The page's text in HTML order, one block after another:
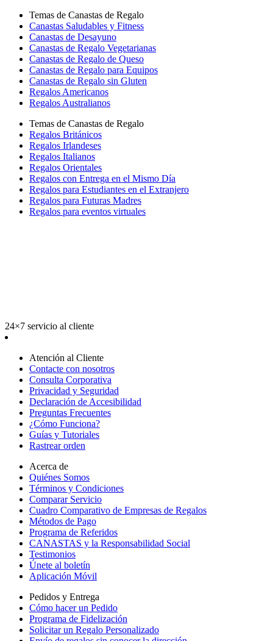
Temas de Canastas de Regalo
Canastas Saludables y Fitness
Canastas de Desayuno
Canastas de Regalo Vegetarianas
Canastas de Regalo de Queso
Canastas de Regalo para Equipos
Canastas de Regalo sin Gluten
Regalos Americanos
Regalos Australianos
Temas de Canastas de Regalo
Regalos Británicos
Regalos Irlandeses
Regalos Italianos
Regalos Orientales
Regalos con Entrega en el Mismo Día
Regalos para Estudiantes en el Extranjero
Regalos para Futuras Madres
Regalos para eventos virtuales
24×7 servicio al cliente
Atención al Cliente
Contacte con nosotros
Consulta Corporativa
Privacidad y Seguridad
Declaración de Accesibilidad
Preguntas Frecuentes
¿Cómo Funciona?
Guías y Tutoriales
Rastrear orden
Acerca de
Quiénes Somos
Términos y Condiciones
Comparar Servicio
Cuadro Comparativo de Empresas de Regalos
Métodos de Pago
Programa de Referidos
CANASTAS y la Responsabilidad Social
Testimonios
Únete al boletín
Aplicación Móvil
Pedidos y Entrega
Cómo hacer un Pedido
Programa de Fidelización
Solicitar un Regalo Personalizado